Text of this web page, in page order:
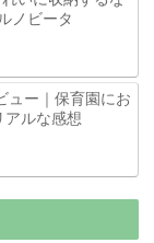
ノビータ
ュー｜保育園にお
アルな感想